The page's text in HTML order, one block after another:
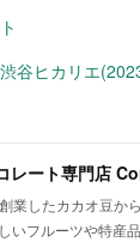
谷ヒカリエ
レート専門店
業したカカオ豆か
いフルーツや特産